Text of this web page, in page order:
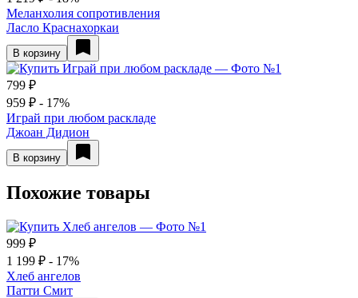
Меланхолия сопротивления
Ласло Краснахоркаи
В корзину
799 ₽
959 ₽ - 17%
Играй при любом раскладе
Джоан Дидион
В корзину
Похожие товары
999 ₽
1 199 ₽ - 17%
Хлеб ангелов
Патти Смит